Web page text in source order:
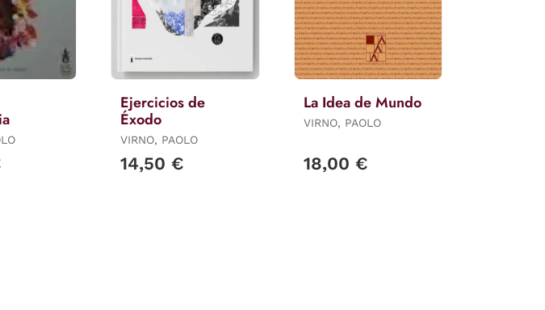
Ejercicios de
Éxodo
VIRNO, PAOLO
14,50 €
La Idea de Mundo
VIRNO, PAOLO
18,00 €